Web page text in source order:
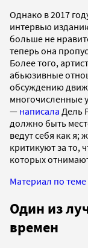
Однако в 2017
интервью
больше не
теперь она
Более того,
абьюзивные
обсуждению
многочисленные
— написала Дель
должно быть
ведут себя как
критикуют за то,
которых
Материал по теме
Один из
времен